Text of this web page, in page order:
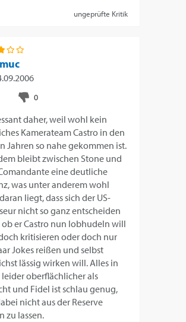
ungeprüfte Kritik
daher, weil wohl kein
Kamerateam Castro in den
Jahren so nahe gekommen ist.
bleibt zwischen Stone und
eine deutliche
was unter anderem wohl
liegt, dass sich der US-
nicht so ganz entscheiden
ob er Castro nun lobhudeln will
kritisieren oder doch nur
Jokes reißen und selbst
lässig wirken will. Alles in
oberflächlicher als
und Fidel ist schlau genug,
nicht aus der Reserve
zu lassen.